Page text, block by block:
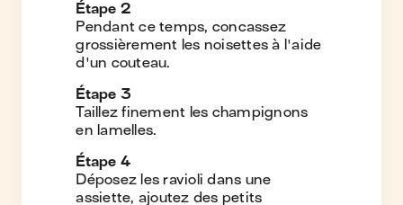
Étape 2
Pendant ce temps, concassez
grossièrement les noisettes à l'aide
d'un couteau.
Étape 3
Taillez finement les champignons
en lamelles.
Étape 4
Déposez les ravioli dans une
assiette, ajoutez des petits